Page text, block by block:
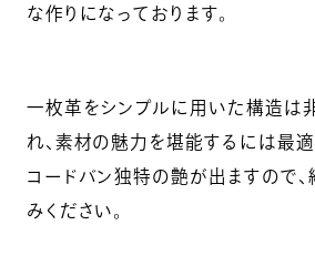
な作りになっております。
一枚革をシンプルに用いた構造は
れ、素材の魅力を堪能するには最
コードバン独特の艶が出ますので
みください。